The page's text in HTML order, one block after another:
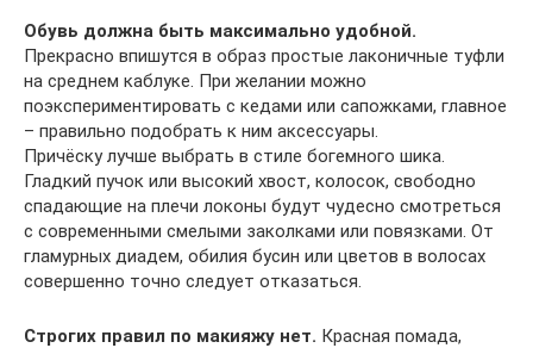
Обувь должна быть максимально удобной.
Прекрасно впишутся в образ простые лаконичные туфли
на среднем каблуке. При желании можно
поэкспериментировать с кедами или сапожками, главное
– правильно подобрать к ним аксессуары.
Причёску лучше выбрать в стиле богемного шика.
Гладкий пучок или высокий хвост, колосок, свободно
спадающие на плечи локоны будут чудесно смотреться
с современными смелыми заколками или повязками. От
гламурных диадем, обилия бусин или цветов в волосах
совершенно точно следует отказаться.
Строгих правил по макияжу нет. Красная помада,